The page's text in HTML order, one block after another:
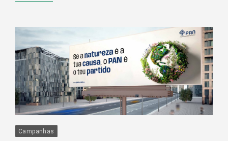
Campanhas